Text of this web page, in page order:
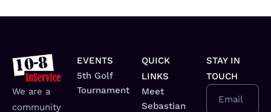
We are a
community
EVENTS
5th Golf
Tournament
QUICK
LINKS
Meet
Sebastian
STAY IN
TOUCH
Email